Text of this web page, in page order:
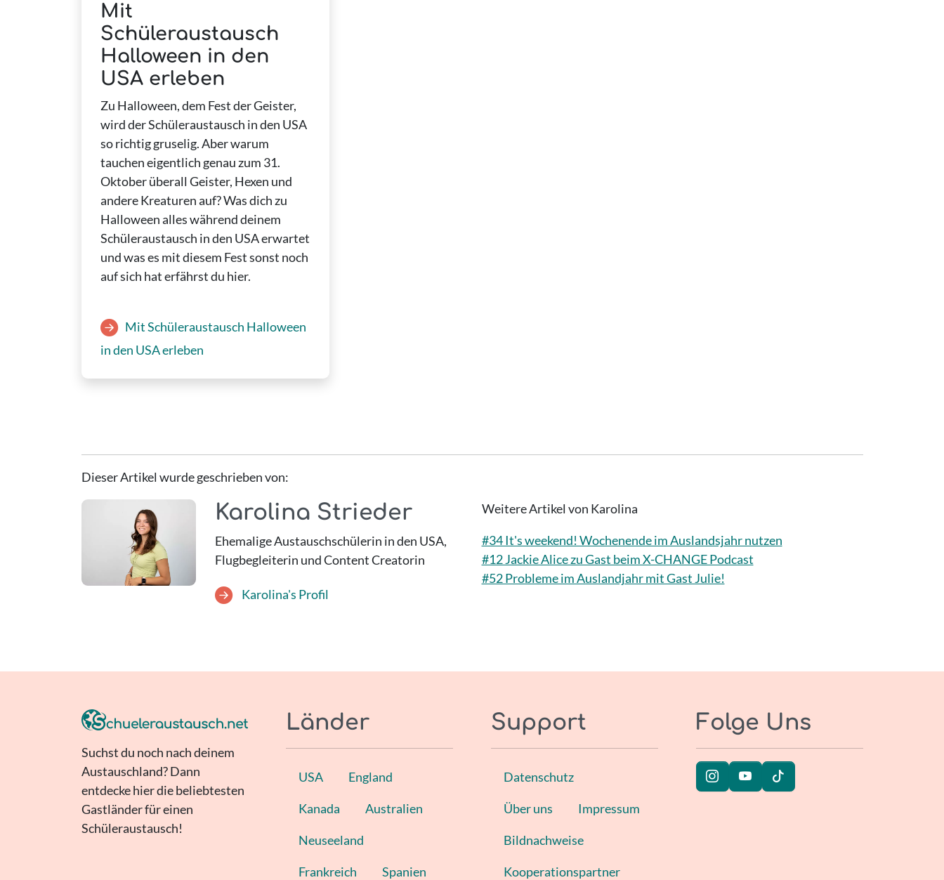
Mit
Schüleraustausch
Halloween in den
USA erleben
Zu Halloween, dem Fest der Geister,
wird der Schüleraustausch in den USA
so richtig gruselig. Aber warum
tauchen eigentlich genau zum 31.
Oktober überall Geister, Hexen und
andere Kreaturen auf? Was dich zu
Halloween alles während deinem
Schüleraustausch in den USA erwartet
und was es mit diesem Fest sonst noch
auf sich hat erfährst du hier.
Mit Schüleraustausch Halloween
in den USA erleben
Dieser Artikel wurde geschrieben von:
Karolina Strieder
Ehemalige Austauschschülerin in den USA,
Flugbegleiterin und Content Creatorin
Karolina's Profil
Weitere Artikel von Karolina
#34 It's weekend! Wochenende im Auslandsjahr nutzen
#12 Jackie Alice zu Gast beim X-CHANGE Podcast
#52 Probleme im Auslandjahr mit Gast Julie!
Suchst du noch nach deinem
Austauschland? Dann
entdecke hier die beliebtesten
Gastländer für einen
Schüleraustausch!
Länder
USA England
Kanada Australien
Neuseeland
Frankreich Spanien
Support
Datenschutz
Über uns Impressum
Bildnachweise
Kooperationspartner
Folge Uns